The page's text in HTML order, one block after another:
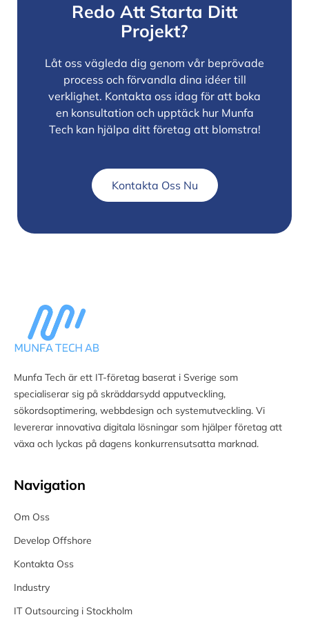
Redo Att Starta Ditt
Projekt?
Låt oss vägleda dig genom vår beprövade
process och förvandla dina idéer till
verklighet. Kontakta oss idag för att boka
en konsultation och upptäck hur Munfa
Tech kan hjälpa ditt företag att blomstra!
Kontakta Oss Nu
Munfa Tech är ett IT-företag baserat i Sverige som
specialiserar sig på skräddarsydd apputveckling,
sökordsoptimering, webbdesign och systemutveckling. Vi
levererar innovativa digitala lösningar som hjälper företag att
växa och lyckas på dagens konkurrensutsatta marknad.
Navigation
Om Oss
Develop Offshore
Kontakta Oss
Industry
IT Outsourcing i Stockholm